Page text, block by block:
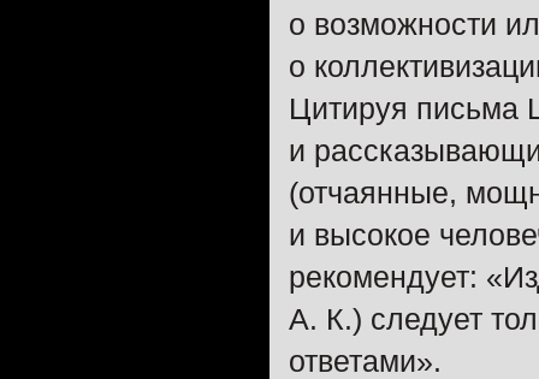
о возможности
о
Цитируя письма
и
(отчаянные,
и высокое
рекомендует:
А. К.) следует
ответами».